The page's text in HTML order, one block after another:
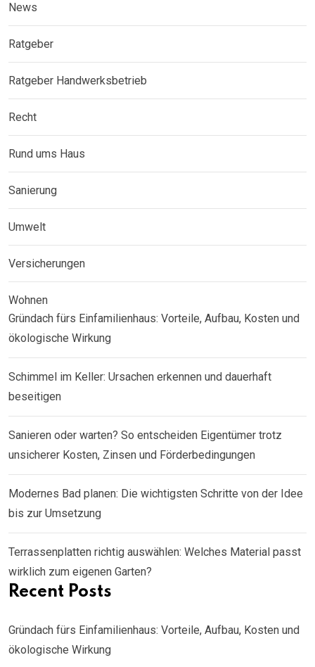
News
Ratgeber
Ratgeber Handwerksbetrieb
Recht
Rund ums Haus
Sanierung
Umwelt
Versicherungen
Wohnen
Gründach fürs Einfamilienhaus: Vorteile, Aufbau, Kosten und
ökologische Wirkung
Schimmel im Keller: Ursachen erkennen und dauerhaft
beseitigen
Sanieren oder warten? So entscheiden Eigentümer trotz
unsicherer Kosten, Zinsen und Förderbedingungen
Modernes Bad planen: Die wichtigsten Schritte von der Idee
bis zur Umsetzung
Terrassenplatten richtig auswählen: Welches Material passt
wirklich zum eigenen Garten?
Recent Posts
Gründach fürs Einfamilienhaus: Vorteile, Aufbau, Kosten und
ökologische Wirkung